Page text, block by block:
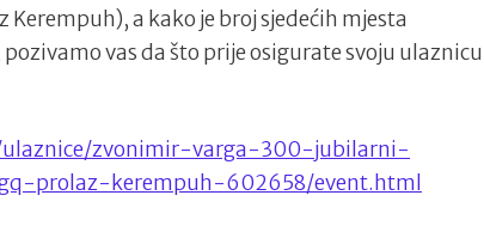
Kerempuh), a kako je broj sjedećih mjesta
vas da što prije osigurate svoju ulaznicu
zvonimir-varga-300-jubilarni-
prolaz-kerempuh-602658/event.html